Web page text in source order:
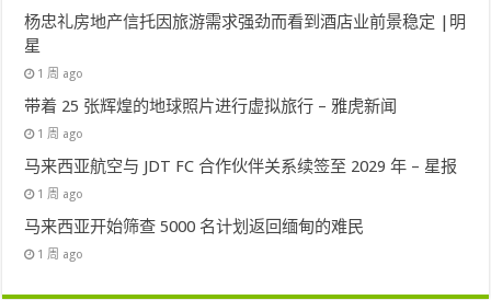
杨忠礼房地产信托因旅游需求强劲而看到酒店业前景稳定 |明
星
1 周 ago
带着 25 张辉煌的地球照片进行虚拟旅行 – 雅虎新闻
1 周 ago
马来西亚航空与 JDT FC 合作伙伴关系续签至 2029 年 – 星报
1 周 ago
马来西亚开始筛查 5000 名计划返回缅甸的难民
1 周 ago